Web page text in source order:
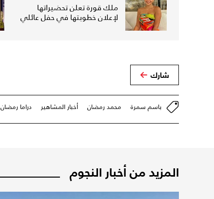
ملك قورة تعلن تحضيراتها
لإعلان خطوبتها في حفل عائلي
شارك
باسم سمرة محمد رمضان أخبار المشاهير دراما رمضان 2027
المزيد من أخبار النجوم